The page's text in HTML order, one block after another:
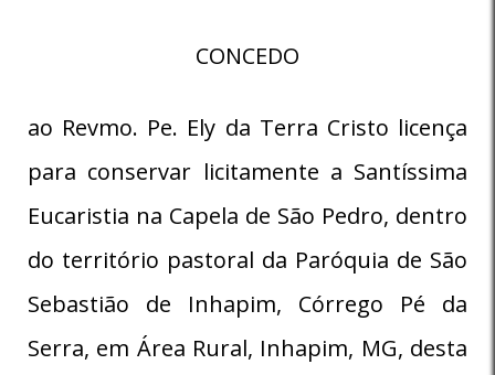
CONCEDO
ao Revmo. Pe. Ely da Terra Cristo licença
para conservar licitamente a Santíssima
Eucaristia na Capela de São Pedro, dentro
do território pastoral da Paróquia de São
Sebastião de Inhapim, Córrego Pé da
Serra, em Área Rural, Inhapim, MG, desta